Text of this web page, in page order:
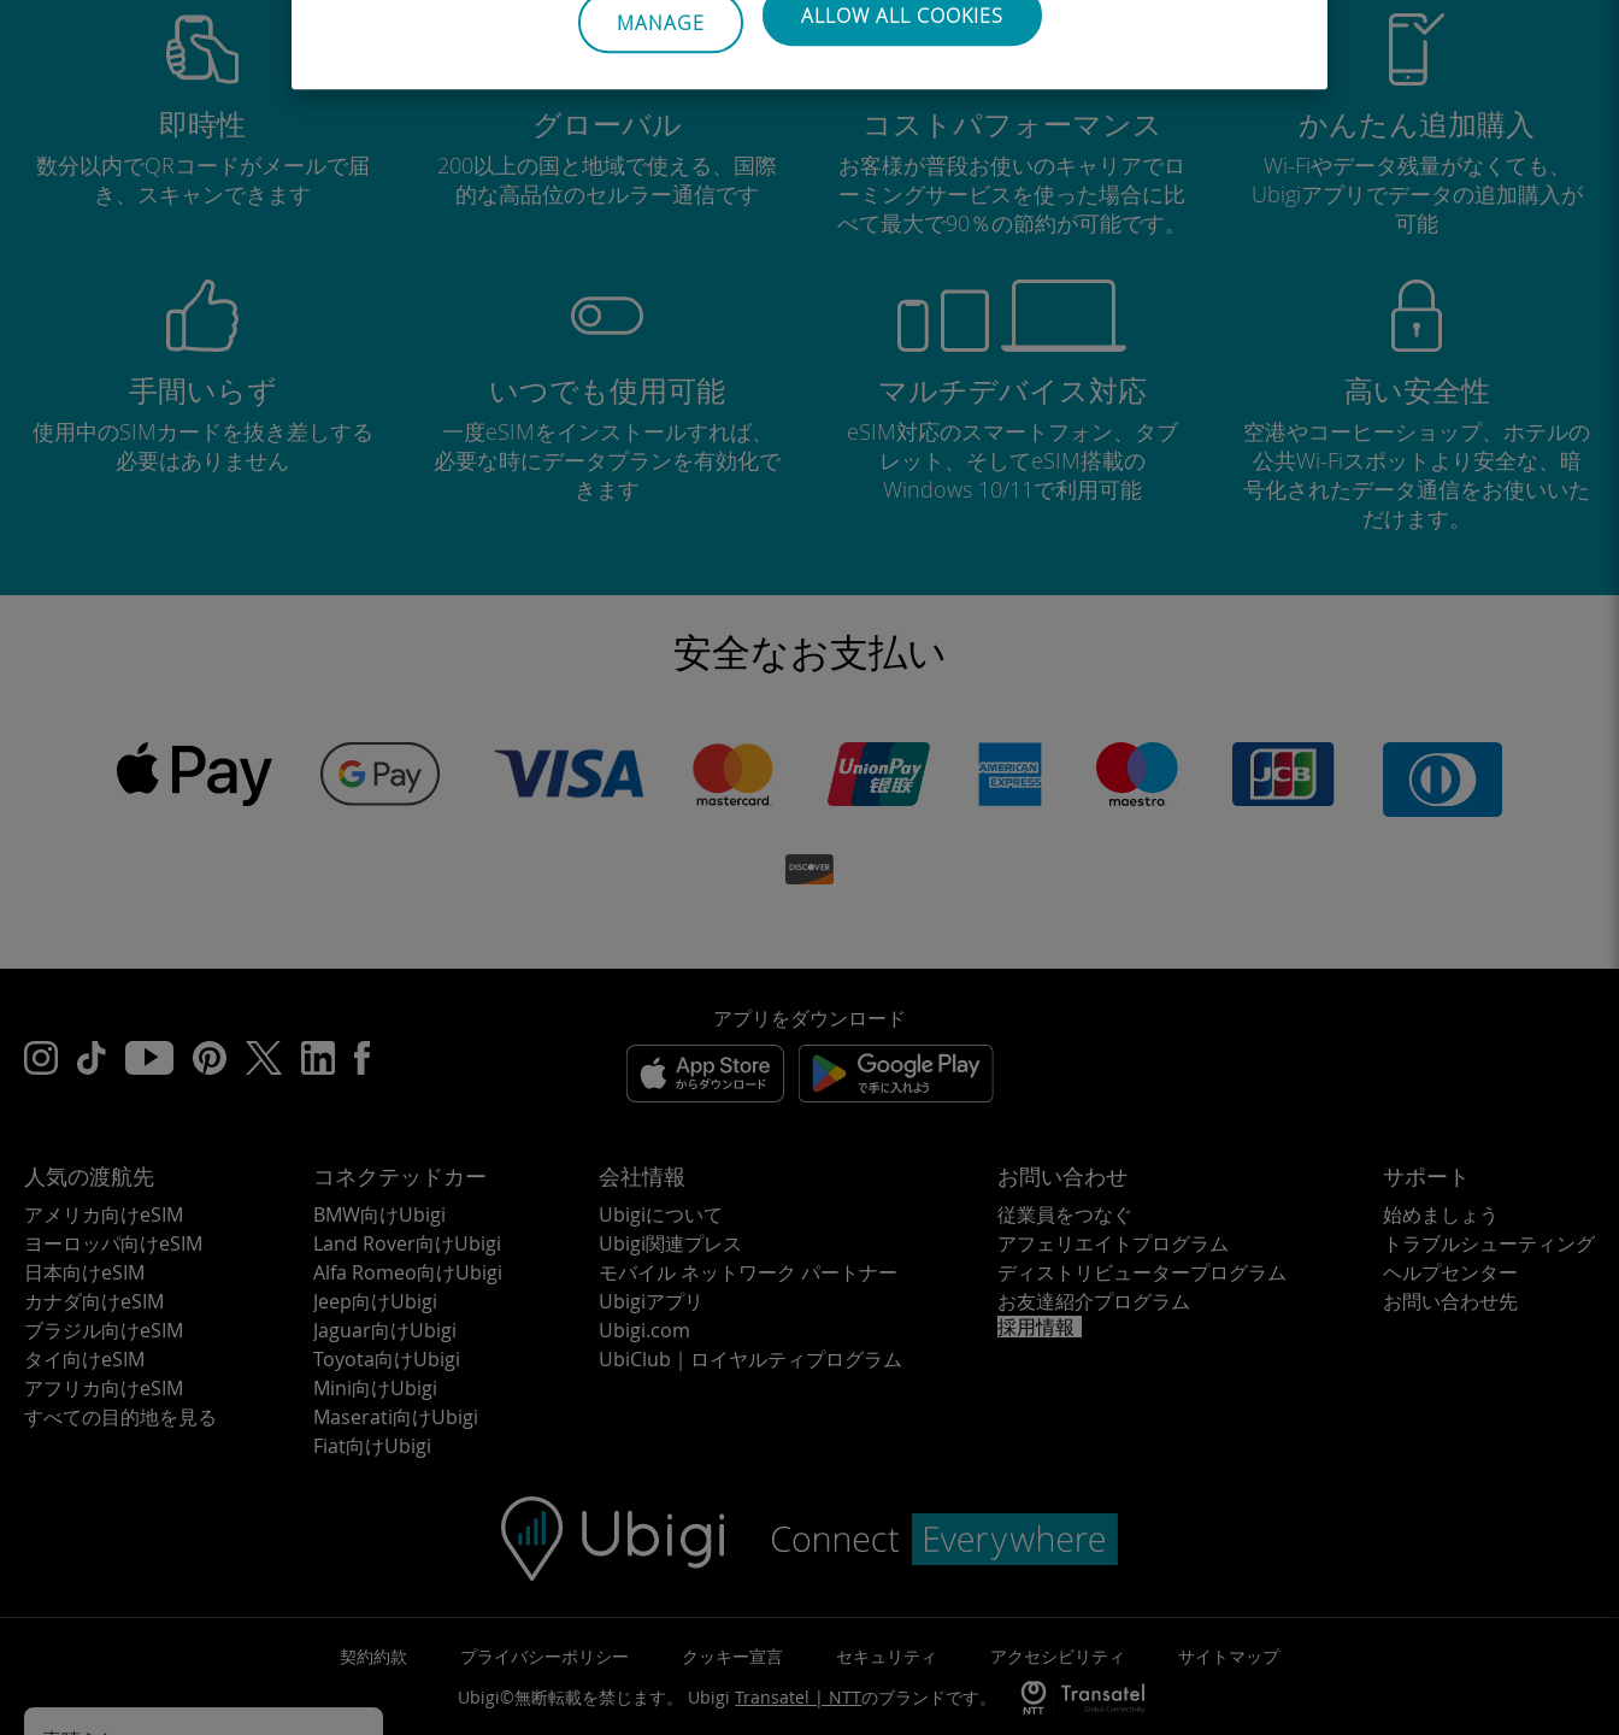
MANAGE ALLOW ALL COOKIES
即時性
数分以内でQRコードがメールで届
き、スキャンできます
グローバル
200以上の国と地域で使える、国際
的な高品位のセルラー通信です
コストパフォーマンス
お客様が普段お使いのキャリアでロ
ーミングサービスを使った場合に比
べて最大で90％の節約が可能です。
かんたん追加購入
Wi-Fiやデータ残量がなくても、
Ubigiアプリでデータの追加購入が
可能
手間いらず
使用中のSIMカードを抜き差しする
必要はありません
いつでも使用可能
一度eSIMをインストールすれば、
必要な時にデータプランを有効化で
きます
マルチデバイス対応
eSIM対応のスマートフォン、タブ
レット、そしてeSIM搭載の
Windows 10/11で利用可能
高い安全性
空港やコーヒーショップ、ホテルの
公共Wi-Fiスポットより安全な、暗
号化されたデータ通信をお使いいた
だけます。
安全なお支払い
アプリをダウンロード
人気の渡航先
アメリカ向けeSIM
ヨーロッパ向けeSIM
日本向けeSIM
カナダ向けeSIM
ブラジル向けeSIM
タイ向けeSIM
アフリカ向けeSIM
すべての目的地を見る
コネクテッドカー
BMW向けUbigi
Land Rover向けUbigi
Alfa Romeo向けUbigi
Jeep向けUbigi
Jaguar向けUbigi
Toyota向けUbigi
Mini向けUbigi
Maserati向けUbigi
Fiat向けUbigi
会社情報
Ubigiについて
Ubigi関連プレス
モバイル ネットワーク パートナー
Ubigiアプリ
Ubigi.com
UbiClub｜ロイヤルティプログラム
お問い合わせ
従業員をつなぐ
アフェリエイトプログラム
ディストリビュータープログラム
お友達紹介プログラム
採用情報
サポート
始めましょう
トラブルシューティング
ヘルプセンター
お問い合わせ先
契約約款 プライバシーポリシー クッキー宣言 セキュリティ アクセシビリティ
サイトマップ
Ubigi©無断転載を禁じます。 UbigiTransatel | NTTのブランドです。